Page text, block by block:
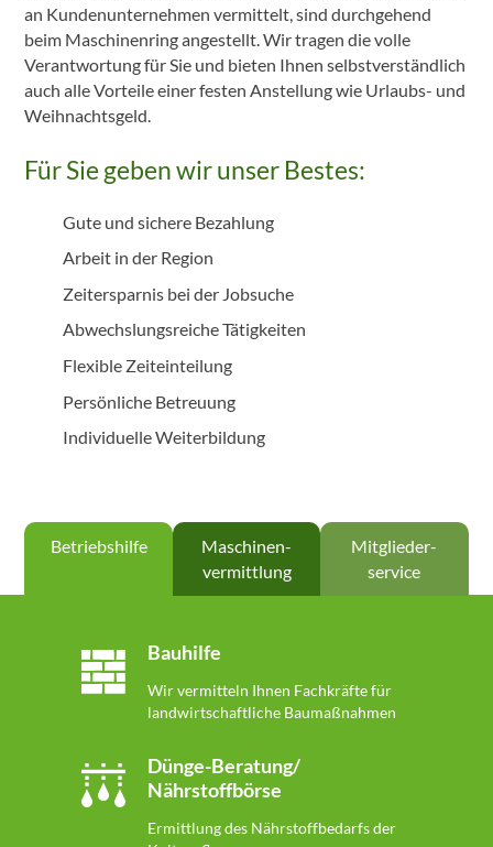
an Kundenunternehmen vermittelt, sind durchgehend
beim Maschinenring angestellt. Wir tragen die volle
Verantwortung für Sie und bieten Ihnen selbstverständlich
auch alle Vorteile einer festen Anstellung wie Urlaubs- und
Weihnachtsgeld.
Für Sie geben wir unser Bestes:
Gute und sichere Bezahlung
Arbeit in der Region
Zeitersparnis bei der Jobsuche
Abwechslungsreiche Tätigkeiten
Flexible Zeiteinteilung
Persönliche Betreuung
Individuelle Weiterbildung
Betriebs­hilfe
Maschinen­
vermittlung
Mitglieder­
service
Bauhilfe
Wir vermitteln Ihnen Fachkräfte für
landwirtschaftliche Baumaßnahmen
Dünge-Beratung/
Nährstoffbörse
Ermittlung des Nährstoffbedarfs der